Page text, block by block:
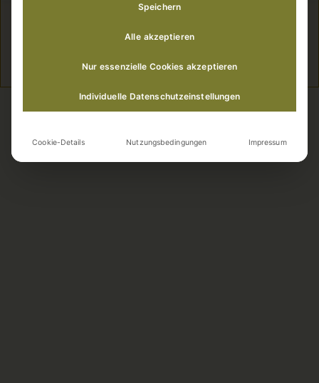
Speichern
Alle akzeptieren
Nur essenzielle Cookies akzeptieren
Individuelle Datenschutzeinstellungen
Cookie-Details Nutzungsbedingungen Impressum